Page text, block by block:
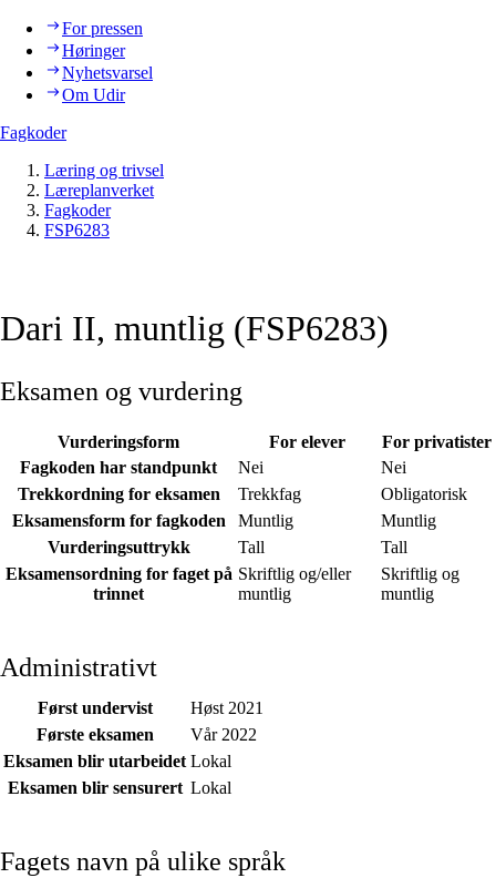
For pressen
Høringer
Nyhetsvarsel
Om Udir
Fagkoder
Læring og trivsel
Læreplanverket
Fagkoder
FSP6283
Dari II, muntlig (FSP6283)
Eksamen og vurdering
Vurderingsform For elever
For privatister
Fagkoden har standpunkt
Nei
Nei
Trekkordning for eksamen
Trekkfag
Obligatorisk
Eksamensform for fagkoden
Muntlig
Muntlig
Vurderingsuttrykk
Tall
Tall
Eksamensordning for faget på
trinnet
Skriftlig og/eller
muntlig
Skriftlig og
muntlig
Administrativt
Først undervist
Høst 2021
Første eksamen
Vår 2022
Eksamen blir utarbeidet Lokal
Eksamen blir sensurert Lokal
Fagets navn på ulike språk